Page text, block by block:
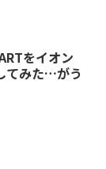
をイオン
てみた…がう